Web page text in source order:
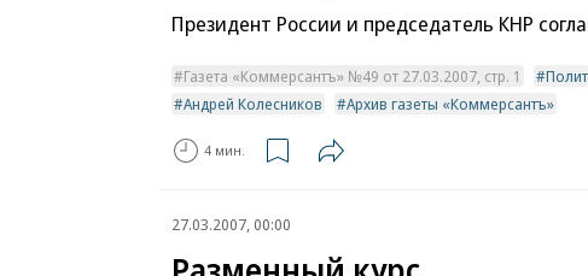
Президент России и председатель КНР
Газета «Коммерсантъ» №49 от 27.03.2007, стр. 1
Андрей Колесников
Архив газеты «Коммерсантъ»
4 мин.
27.03.2007, 00:00